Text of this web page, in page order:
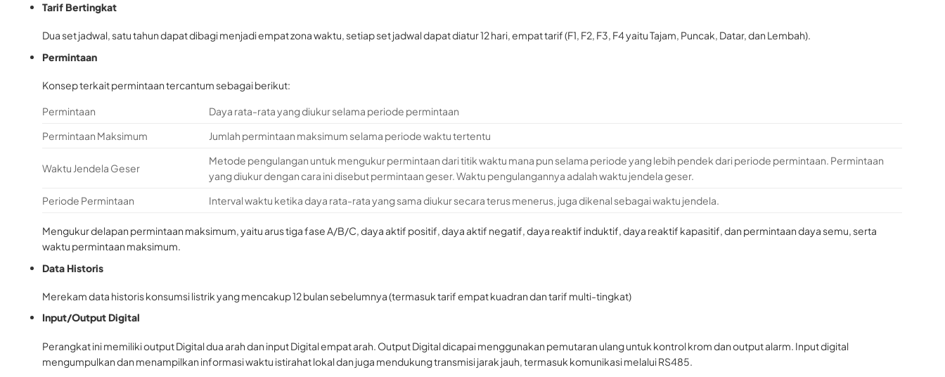
Tarif Bertingkat
Dua set jadwal, satu tahun dapat dibagi menjadi empat zona waktu, setiap set jadwal dapat diatur 12 hari, empat tarif (F1, F2, F3, F4 yaitu Tajam, Puncak, Datar, dan Lembah).
Permintaan
Konsep terkait permintaan tercantum sebagai berikut:
Permintaan
Daya rata-rata yang diukur selama periode permintaan
Permintaan Maksimum
Jumlah permintaan maksimum selama periode waktu tertentu
Waktu Jendela Geser
Metode pengulangan untuk mengukur permintaan dari titik waktu mana pun selama periode yang lebih pendek dari periode permintaan. Permintaan
yang diukur dengan cara ini disebut permintaan geser. Waktu pengulangannya adalah waktu jendela geser.
Periode Permintaan
Interval waktu ketika daya rata-rata yang sama diukur secara terus menerus, juga dikenal sebagai waktu jendela.
Mengukur delapan permintaan maksimum, yaitu arus tiga fase A/B/C, daya aktif positif, daya aktif negatif, daya reaktif induktif, daya reaktif kapasitif, dan permintaan daya semu, serta
waktu permintaan maksimum.
Data Historis
Merekam data historis konsumsi listrik yang mencakup 12 bulan sebelumnya (termasuk tarif empat kuadran dan tarif multi-tingkat)
Input/Output Digital
Perangkat ini memiliki output Digital dua arah dan input Digital empat arah. Output Digital dicapai menggunakan pemutaran ulang untuk kontrol krom dan output alarm. Input digital
mengumpulkan dan menampilkan informasi waktu istirahat lokal dan juga mendukung transmisi jarak jauh, termasuk komunikasi melalui RS485.